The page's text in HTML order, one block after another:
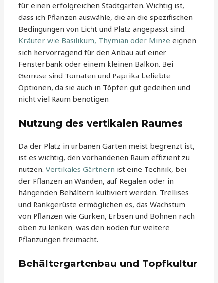
für einen erfolgreichen Stadtgarten. Wichtig ist,
dass ich Pflanzen auswähle, die an die spezifischen
Bedingungen von Licht und Platz angepasst sind.
Kräuter wie Basilikum, Thymian oder Minze eignen
sich hervorragend für den Anbau auf einer
Fensterbank oder einem kleinen Balkon. Bei
Gemüse sind Tomaten und Paprika beliebte
Optionen, da sie auch in Töpfen gut gedeihen und
nicht viel Raum benötigen.
Nutzung des vertikalen Raumes
Da der Platz in urbanen Gärten meist begrenzt ist,
ist es wichtig, den vorhandenen Raum effizient zu
nutzen.Vertikales Gärtnern ist eine Technik, bei
der Pflanzen an Wänden, auf Regalen oder in
hängenden Behältern kultiviert werden. Trellises
und Rankgerüste ermöglichen es, das Wachstum
von Pflanzen wie Gurken, Erbsen und Bohnen nach
oben zu lenken, was den Boden für weitere
Pflanzungen freimacht.
Behältergartenbau und Topfkultur